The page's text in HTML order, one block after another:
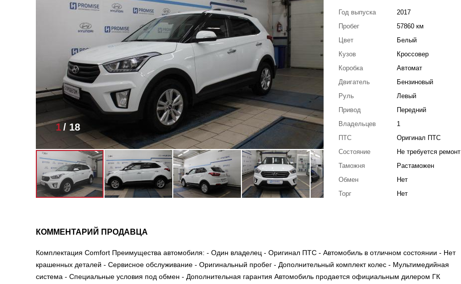
1/ 18
Год выпуска
2017
Пробег
57860 км
Цвет
Белый
Кузов
Кроссовер
Коробка
Автомат
Двигатель
Бензиновый
Руль
Левый
Привод
Передний
Владельцев
1
ПТС
Оригинал ПТС
Состояние
Не требуется ремонт
Таможня
Растаможен
Обмен
Нет
Торг
Нет
КОММЕНТАРИЙ ПРОДАВЦА
Комплектация Comfort Преимущества автомобиля: - Один владелец - Оригинал ПТС - Автомобиль в отличном состоянии - Нет
крашенных деталей - Сервисное обслуживание - Оригинальный пробег - Дополнительный комплект колес - Мультимедийная
система - Специальные условия под обмен - Дополнительная гарантия Автомобиль продается официальным дилером ГК